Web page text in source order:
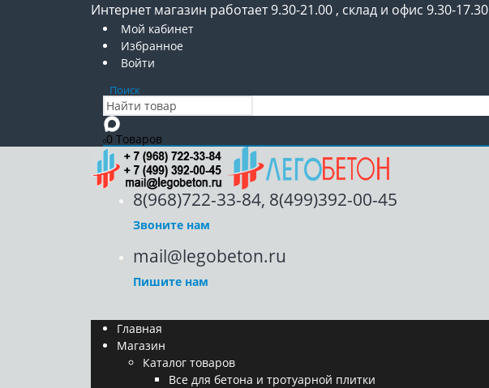
Интернет магазин работает 9.30-21.00 , склад и офис 9.30-17.30
Мой кабинет
Избранное
Войти
Поиск
00 Товаров
8(968)722-33-84, 8(499)392-00-45
Звоните нам
mail@legobeton.ru
Пишите нам
Главная
Магазин
Каталог товаров
Все для бетона и тротуарной плитки